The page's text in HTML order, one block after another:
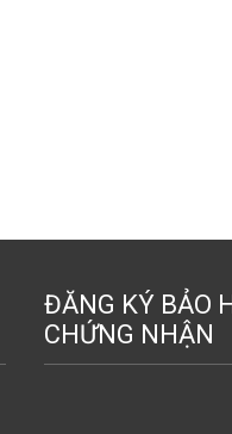
ĐĂNG KÝ BẢO
CHỨNG NHẬN